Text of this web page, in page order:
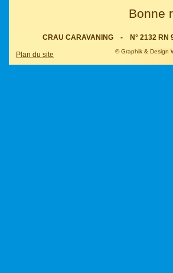
Bonne
CRAU CARAVANING - N° 2132
Plan du site
© Graphik & Design